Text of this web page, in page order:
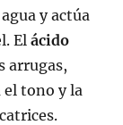
y actúa
Elácido
arrugas,
el tono y la